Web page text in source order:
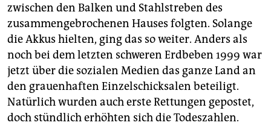
zwischen den Balken und Stahlstreben des
zusammengebrochenen Hauses folgten. Solange
die Akkus hielten, ging das so weiter. Anders als
noch bei dem letzten schweren Erdbeben 1999 war
jetzt über die sozialen Medien das ganze Land an
den grauenhaften Einzelschicksalen beteiligt.
Natürlich wurden auch erste Rettungen gepostet,
doch stündlich erhöhten sich die Todeszahlen.